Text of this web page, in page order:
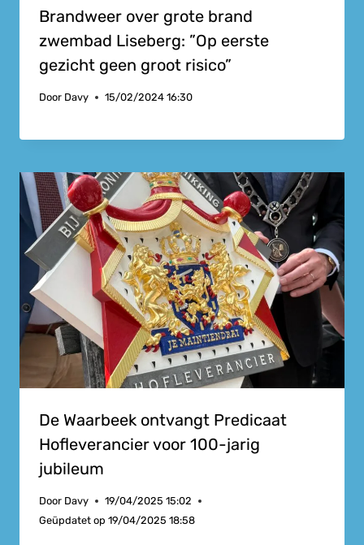
Brandweer over grote brand
zwembad Liseberg: ”Op eerste
gezicht geen groot risico”
Door Davy 15/02/2024 16:30
De Waarbeek ontvangt Predicaat
Hofleverancier voor 100-jarig
jubileum
Door Davy
19/04/2025 15:02
Geüpdatet op 19/04/2025 18:58